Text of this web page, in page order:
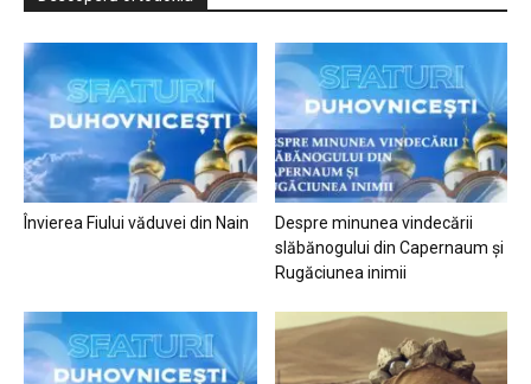
Învierea Fiului văduvei din Nain
Despre minunea vindecării
slăbănogului din Capernaum și
Rugăciunea inimii